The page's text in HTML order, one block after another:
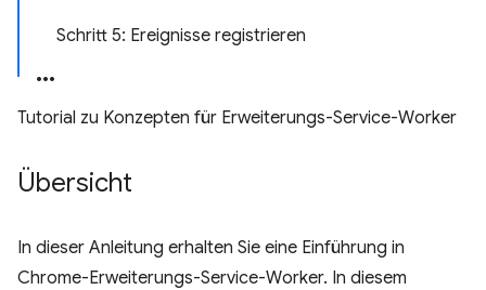
Schritt 5: Ereignisse registrieren
Tutorial zu Konzepten für Erweiterungs-Service-Worker
Übersicht
In dieser Anleitung erhalten Sie eine Einführung in
Chrome-Erweiterungs-Service-Worker. In diesem